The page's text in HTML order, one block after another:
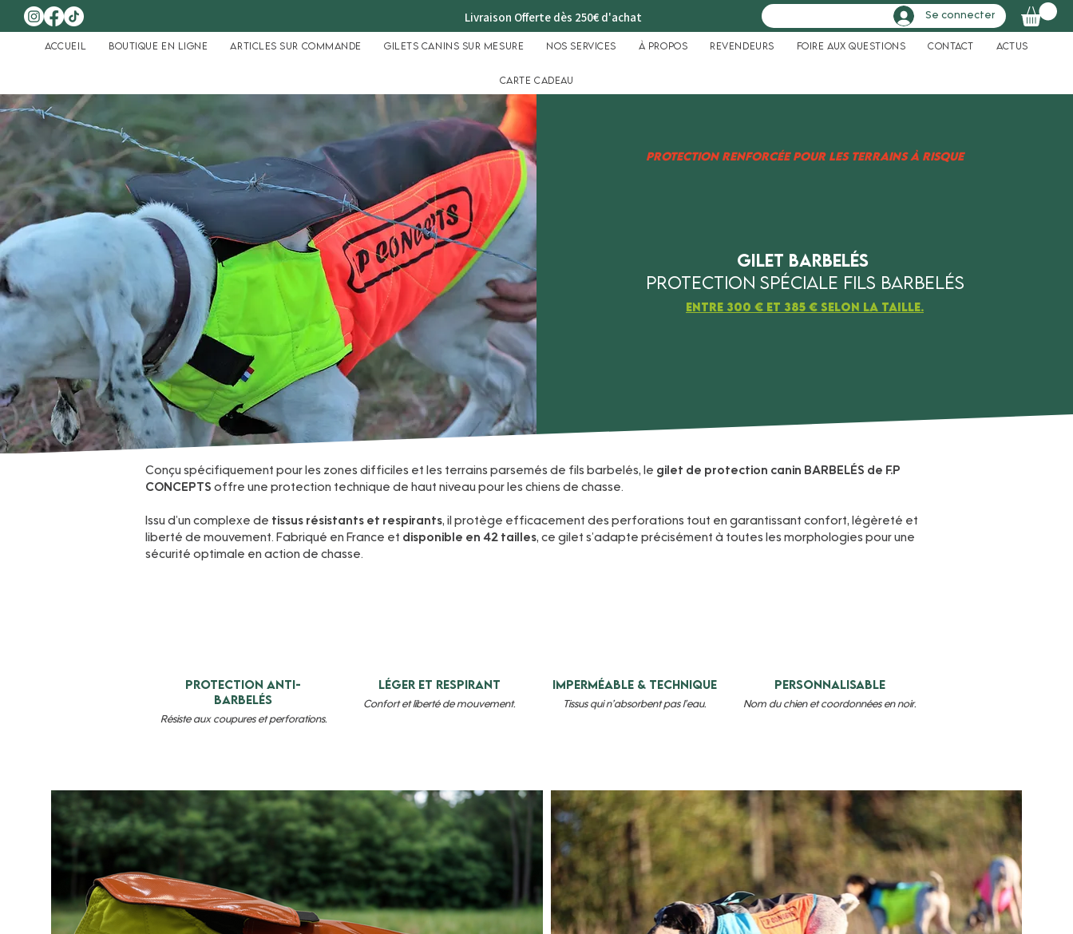
Livraison Offerte dès 250€ d'achat Se connecter
Accueil Boutique en ligne Articles sur commande Gilets Canins sur mesure Nos services À propos Revendeurs Foire aux questions Contact Actus
Carte cadeau
protection renforcée pour les terrains à risque
Gilet Barbelés
protection spéciale fils barbelés
entre 300 € et 385 € selon la taille.
Conçu spécifiquement pour les zones difficiles et les terrains parsemés de fils barbelés, le gilet de protection canin BARBELÉS de F.P
CONCEPTS offre une protection technique de haut niveau pour les chiens de chasse.
Issu d’un complexe de tissus résistants et respirants, il protège efficacement des perforations tout en garantissant confort, légèreté et
liberté de mouvement. Fabriqué en France et disponible en 42 tailles, ce gilet s’adapte précisément à toutes les morphologies pour une
sécurité optimale en action de chasse.
Protection anti-
barbelés
Résiste aux coupures et perforations.
Léger et respirant
Confort et liberté de mouvement.
Imperméable & technique
Tissus qui n’absorbent pas l’eau.
Personnalisable
Nom du chien et coordonnées en noir.